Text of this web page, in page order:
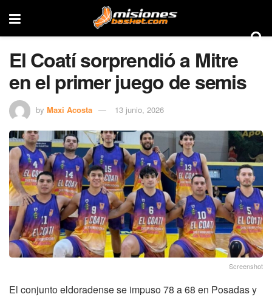
El Coatí sorprendió a Mitre
en el primer juego de semis
by Maxi Acosta 13 junio, 2026
Screenshot
El conjunto eldoradense se impuso 78 a 68 en Posadas y